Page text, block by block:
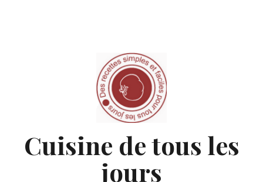
Cuisine de tous les
jours